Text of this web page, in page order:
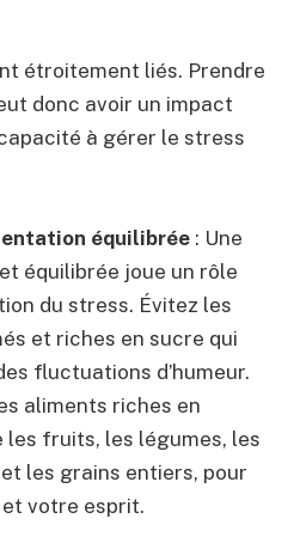
étroitement liés. Prendre
donc avoir un impact
à gérer le stress
équilibrée : Une
équilibrée joue un rôle
du stress. Évitez les
et riches en sucre qui
fluctuations d’humeur.
aliments riches en
les fruits, les légumes, les
les grains entiers, pour
votre esprit.